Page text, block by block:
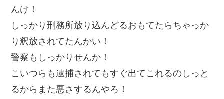
んけ！
しっかり刑務所放り込んどるおもてたらちゃっか
り釈放されてたんかい！
警察もしっかりせんか！
こいつらも逮捕されてもすぐ出てこれるのしっと
るからまた悪さするんやろ！